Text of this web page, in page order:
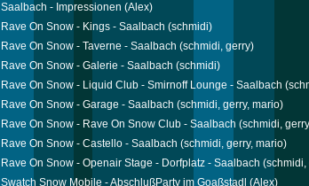
Saalbach - Impressionen (Alex)
Rave On Snow - Kings - Saalbach (schmidi)
Rave On Snow - Taverne - Saalbach (schmidi, gerry)
Rave On Snow - Galerie - Saalbach (schmidi)
Rave On Snow - Liquid Club - Smirnoff Lounge - Saalbach
Rave On Snow - Garage - Saalbach (schmidi, gerry, mario)
Rave On Snow - Rave On Snow Club - Saalbach (schmidi,
Rave On Snow - Castello - Saalbach (schmidi, gerry, mario)
Rave On Snow - Openair Stage - Dorfplatz - Saalbach (schmidi,
Swatch Snow Mobile - AbschlußParty im Goaßstadl (Alex)